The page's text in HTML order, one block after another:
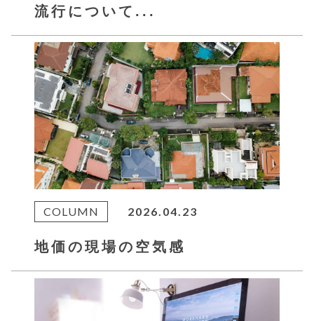
流行について...
COLUMN 2026.04.23
地価の現場の空気感